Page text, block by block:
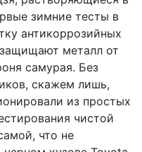
зимние тесты в
антикоррозийных
металл от
самурая. Без
скажем лишь,
из простых
чистой
что не